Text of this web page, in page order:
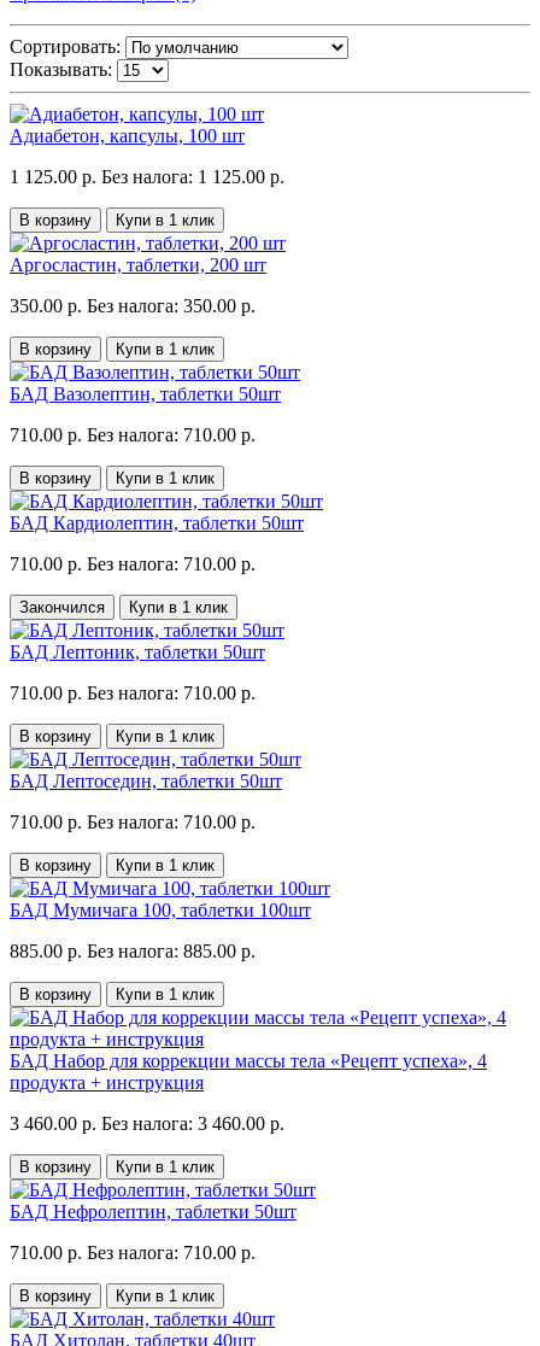
Сортировать:
Показывать:
Адиабетон, капсулы, 100 шт
1 125.00 р. Без налога: 1 125.00 р.
В корзину Купи в 1 клик
Аргосластин, таблетки, 200 шт
350.00 р. Без налога: 350.00 р.
В корзину Купи в 1 клик
БАД Вазолептин, таблетки 50шт
710.00 р. Без налога: 710.00 р.
В корзину Купи в 1 клик
БАД Кардиолептин, таблетки 50шт
710.00 р. Без налога: 710.00 р.
Закончился Купи в 1 клик
БАД Лептоник, таблетки 50шт
710.00 р. Без налога: 710.00 р.
В корзину Купи в 1 клик
БАД Лептоседин, таблетки 50шт
710.00 р. Без налога: 710.00 р.
В корзину Купи в 1 клик
БАД Мумичага 100, таблетки 100шт
885.00 р. Без налога: 885.00 р.
В корзину Купи в 1 клик
БАД Набор для коррекции массы тела «Рецепт успеха», 4
продукта + инструкция
3 460.00 р. Без налога: 3 460.00 р.
В корзину Купи в 1 клик
БАД Нефролептин, таблетки 50шт
710.00 р. Без налога: 710.00 р.
В корзину Купи в 1 клик
БАД Хитолан, таблетки 40шт